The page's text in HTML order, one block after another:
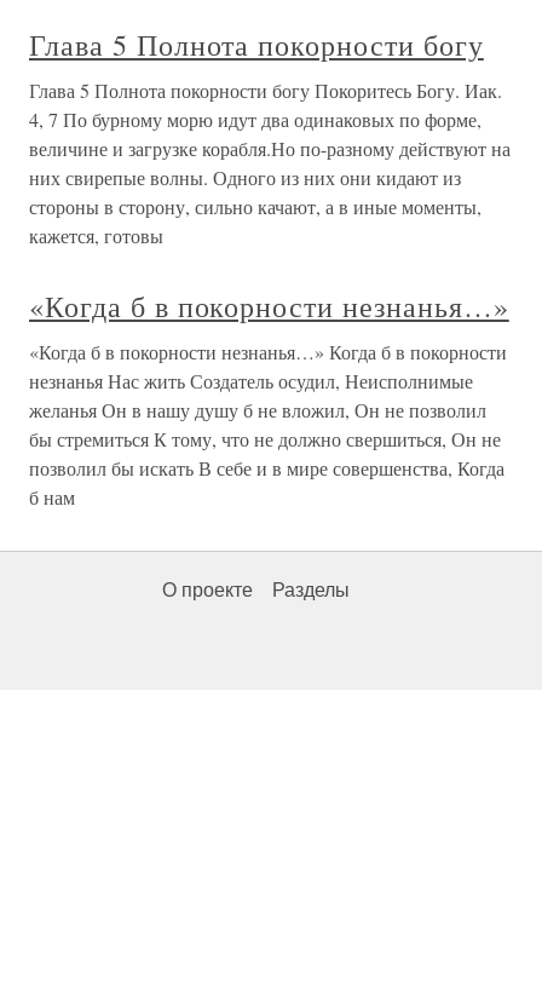
Глава 5 Полнота покорности богу
Глава 5 Полнота покорности богу Покоритесь Богу. Иак.
4, 7 По бурному морю идут два одинаковых по форме,
величине и загрузке корабля.Но по-разному действуют на
них свирепые волны. Одного из них они кидают из
стороны в сторону, сильно качают, а в иные моменты,
кажется, готовы
«Когда б в покорности незнанья…»
«Когда б в покорности незнанья…» Когда б в покорности
незнанья Нас жить Создатель осудил, Неисполнимые
желанья Он в нашу душу б не вложил, Он не позволил
бы стремиться К тому, что не должно свершиться, Он не
позволил бы искать В себе и в мире совершенства, Когда
б нам
О проекте Разделы